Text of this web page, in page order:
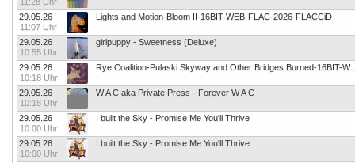
29.05.26
11:07 Uhr
Lights and Motion-Bloom II-16BIT-WEB-FLAC-2026-FLACCiD
29.05.26
10:55 Uhr
girlpuppy - Sweetness (Deluxe)
29.05.26
10:18 Uhr
Rye Coalition-Pulaski Skyway and
29.05.26
10:18 Uhr
W A C aka Private Press - Forever W A C
29.05.26
10:00 Uhr
I built the Sky - Promise Me You'll Thrive
29.05.26
10:00 Uhr
I built the Sky - Promise Me You'll Thrive